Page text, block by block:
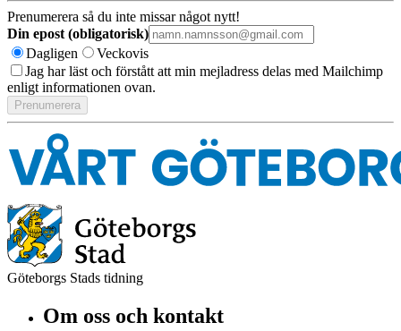
Prenumerera så du inte missar något nytt!
Din epost (obligatorisk)
Dagligen
Veckovis
Jag har läst och förstått att min mejladress delas med Mailchimp
enligt informationen ovan.
Göteborgs Stads tidning
Om oss och kontakt